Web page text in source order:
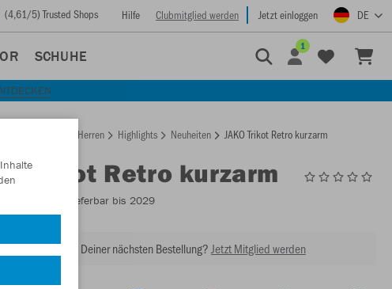
(4,61/5) Trusted Shops Hilfe Clubmitglied werden Jetzt einloggen DE
SCHUHE
1
Herren Highlights Neuheiten JAKO Trikot Retro kurzarm
Trikot Retro kurzarm
- Lieferbar bis 2029
30% Rabatt bei Deiner nächsten Bestellung? Jetzt Mitglied werden